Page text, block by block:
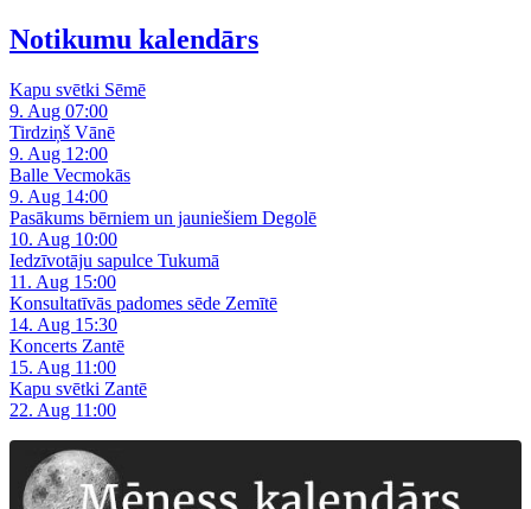
Notikumu kalendārs
Kapu svētki Sēmē
9. Aug 07:00
Tirdziņš Vānē
9. Aug 12:00
Balle Vecmokās
9. Aug 14:00
Pasākums bērniem un jauniešiem Degolē
10. Aug 10:00
Iedzīvotāju sapulce Tukumā
11. Aug 15:00
Konsultatīvās padomes sēde Zemītē
14. Aug 15:30
Koncerts Zantē
15. Aug 11:00
Kapu svētki Zantē
22. Aug 11:00